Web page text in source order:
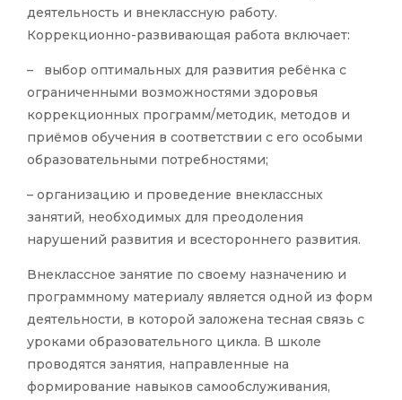
деятельность и внеклассную работу.
Коррекционно-развивающая работа включает:
– выбор оптимальных для развития ребёнка с
ограниченными возможностями здоровья
коррекционных программ/методик, методов и
приёмов обучения в соответствии с его особыми
образовательными потребностями;
– организацию и проведение внеклассных
занятий, необходимых для преодоления
нарушений развития и всестороннего развития.
Внеклассное занятие по своему назначению и
программному материалу является одной из форм
деятельности, в которой заложена тесная связь с
уроками образовательного цикла. В школе
проводятся занятия, направленные на
формирование навыков самообслуживания,